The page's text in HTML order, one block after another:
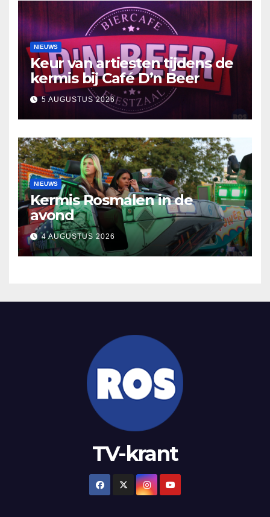
NIEUWS
Keur van artiesten tijdens de
kermis bij Café D’n Beer
5 AUGUSTUS 2026
NIEUWS
Kermis Rosmalen in de
avond
4 AUGUSTUS 2026
TV-krant